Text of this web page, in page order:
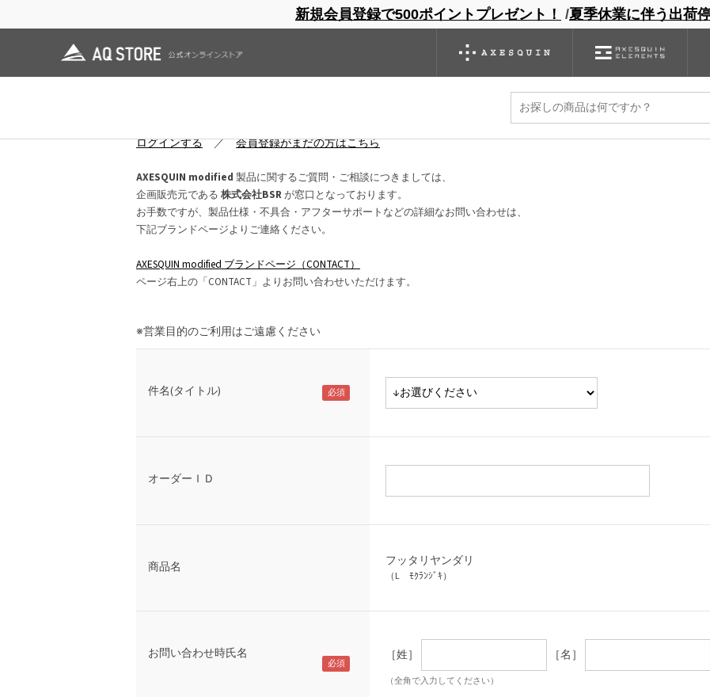
新規会員登録で500ポイントプレゼント！ /夏季休業に伴う出荷
ブランドサイト 商品一覧 ブランドサイト 商品
スリーピングマット バックパック グローブ シノギング アウトレット
お問い合わせ
ログインする／会員登録がまだの方はこちら
AXESQUIN modified 製品に関するご質問・ご相談につきましては、
企画販売元である 株式会社BSRが窓口となっております。
お手数ですが、製品仕様・不具合・アフターサポートなどの詳細なお問い合わせは、
下記ブランドページよりご連絡ください。
AXESQUIN modified ブランドページ（CONTACT）
ページ右上の「CONTACT」よりお問い合わせいただけます。
※営業目的のご利用はご遠慮ください
件名(タイトル)
オーダーＩＤ
商品名 フッタリヤンダリ
（L ﾓｸﾗﾝｼﾞｷ）
お問い合わせ時氏名 ［姓］ ［名］
（全角で入力してください）